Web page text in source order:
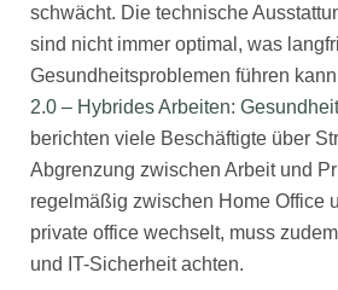
schwächt. Die technische
sind nicht immer optimal, was
Gesundheitsproblemen führen
2.0 – Hybrides Arbeiten:
berichten viele Beschäftigte über
Abgrenzung zwischen Arbeit und
regelmäßig zwischen Home Office
private office wechselt, muss
und IT-Sicherheit achten.